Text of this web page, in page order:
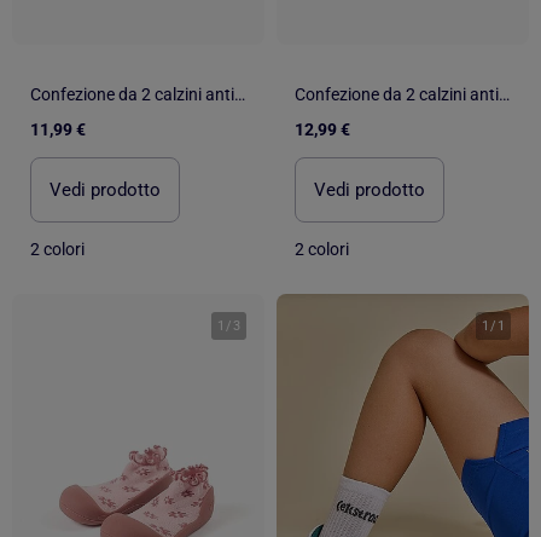
Confezione da 2 calzini antiscivolo in spugna
11,99 €
Vedi prodotto
2 colori
Confezione da 2 calzini antiscivolo in spugna con Mickey
12,99 €
Vedi prodotto
2 colori
1 / 3 1 / 1